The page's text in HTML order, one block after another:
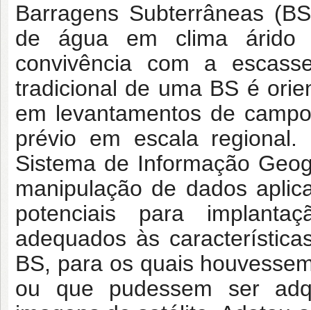
Barragens Subterrâneas
de água em clima árido
convivência com a
tradicional de uma BS é
em levantamentos de
prévio em escala
Sistema de Informação
manipulação de dados
potenciais para
adequados às
BS, para os quais
ou que pudessem ser